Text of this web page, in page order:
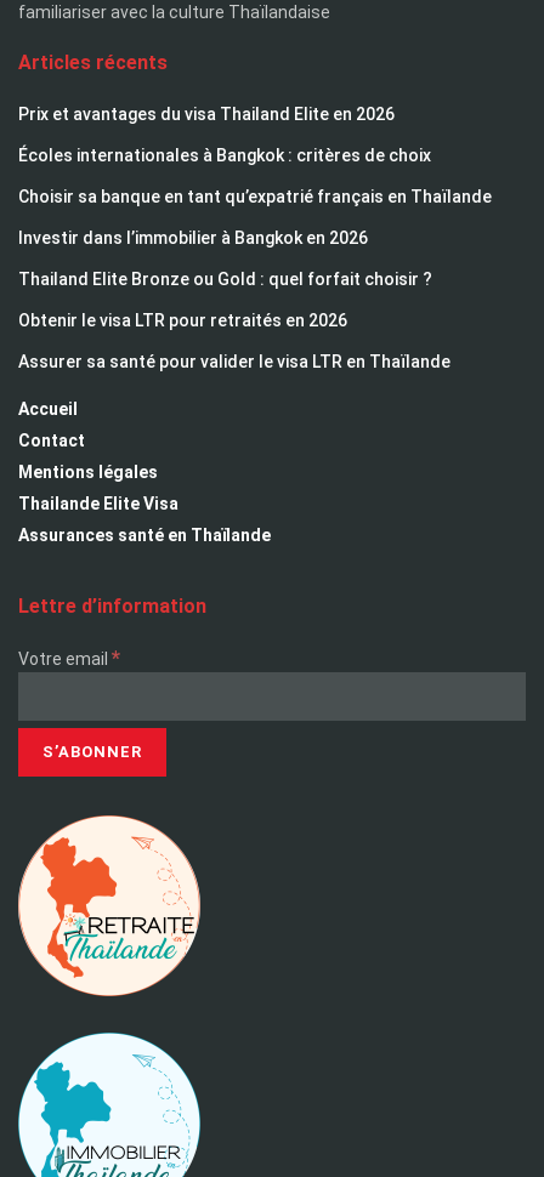
familiariser avec la culture Thaïlandaise
Articles récents
Prix et avantages du visa Thailand Elite en 2026
Écoles internationales à Bangkok : critères de choix
Choisir sa banque en tant qu’expatrié français en Thaïlande
Investir dans l’immobilier à Bangkok en 2026
Thailand Elite Bronze ou Gold : quel forfait choisir ?
Obtenir le visa LTR pour retraités en 2026
Assurer sa santé pour valider le visa LTR en Thaïlande
Accueil
Contact
Mentions légales
Thailande Elite Visa
Assurances santé en Thaïlande
Lettre d’information
Votre email *